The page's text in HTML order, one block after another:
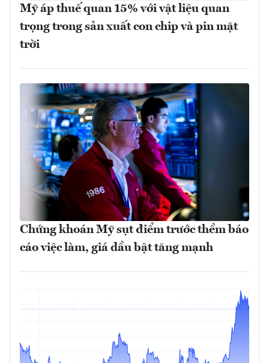
Mỹ áp thuế quan 15% với vật liệu quan
trọng trong sản xuất con chip và pin mặt
trời
Chứng khoán Mỹ sụt điểm trước thềm báo
cáo việc làm, giá dầu bật tăng mạnh